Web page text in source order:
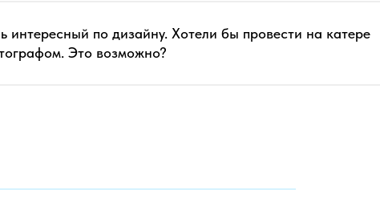
интересный по дизайну. Хотели бы провести на катере
Это возможно?